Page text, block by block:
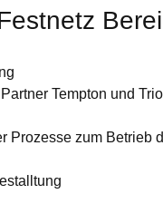
Tempton und
Prozesse zum Betrieb